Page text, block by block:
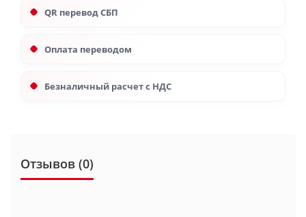
QR перевод СБП
Оплата переводом
Безналичный расчет с НДС
Отзывов (0)